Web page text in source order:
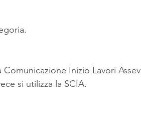
Inizio Lavori
si utilizza la SCIA.